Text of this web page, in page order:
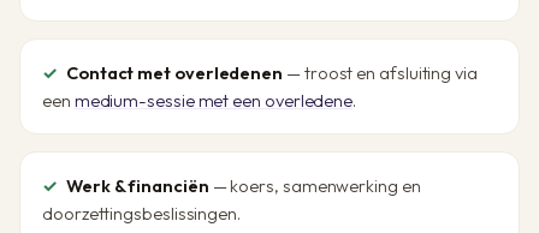
Contact met overledenen — troost en afsluiting via
een medium-sessie met een overledene.
Werk & financiën — koers, samenwerking en
doorzettingsbeslissingen.